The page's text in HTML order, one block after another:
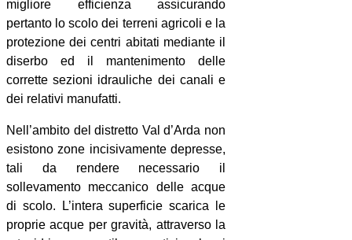
migliore efficienza assicurando
pertanto lo scolo dei terreni agricoli e la
protezione dei centri abitati mediante il
diserbo ed il mantenimento delle
corrette sezioni idrauliche dei canali e
dei relativi manufatti.
Nell’ambito del distretto Val d’Arda non
esistono zone incisivamente depresse,
tali da rendere necessario il
sollevamento meccanico delle acque
di scolo. L’intera superficie scarica le
proprie acque per gravità, attraverso la